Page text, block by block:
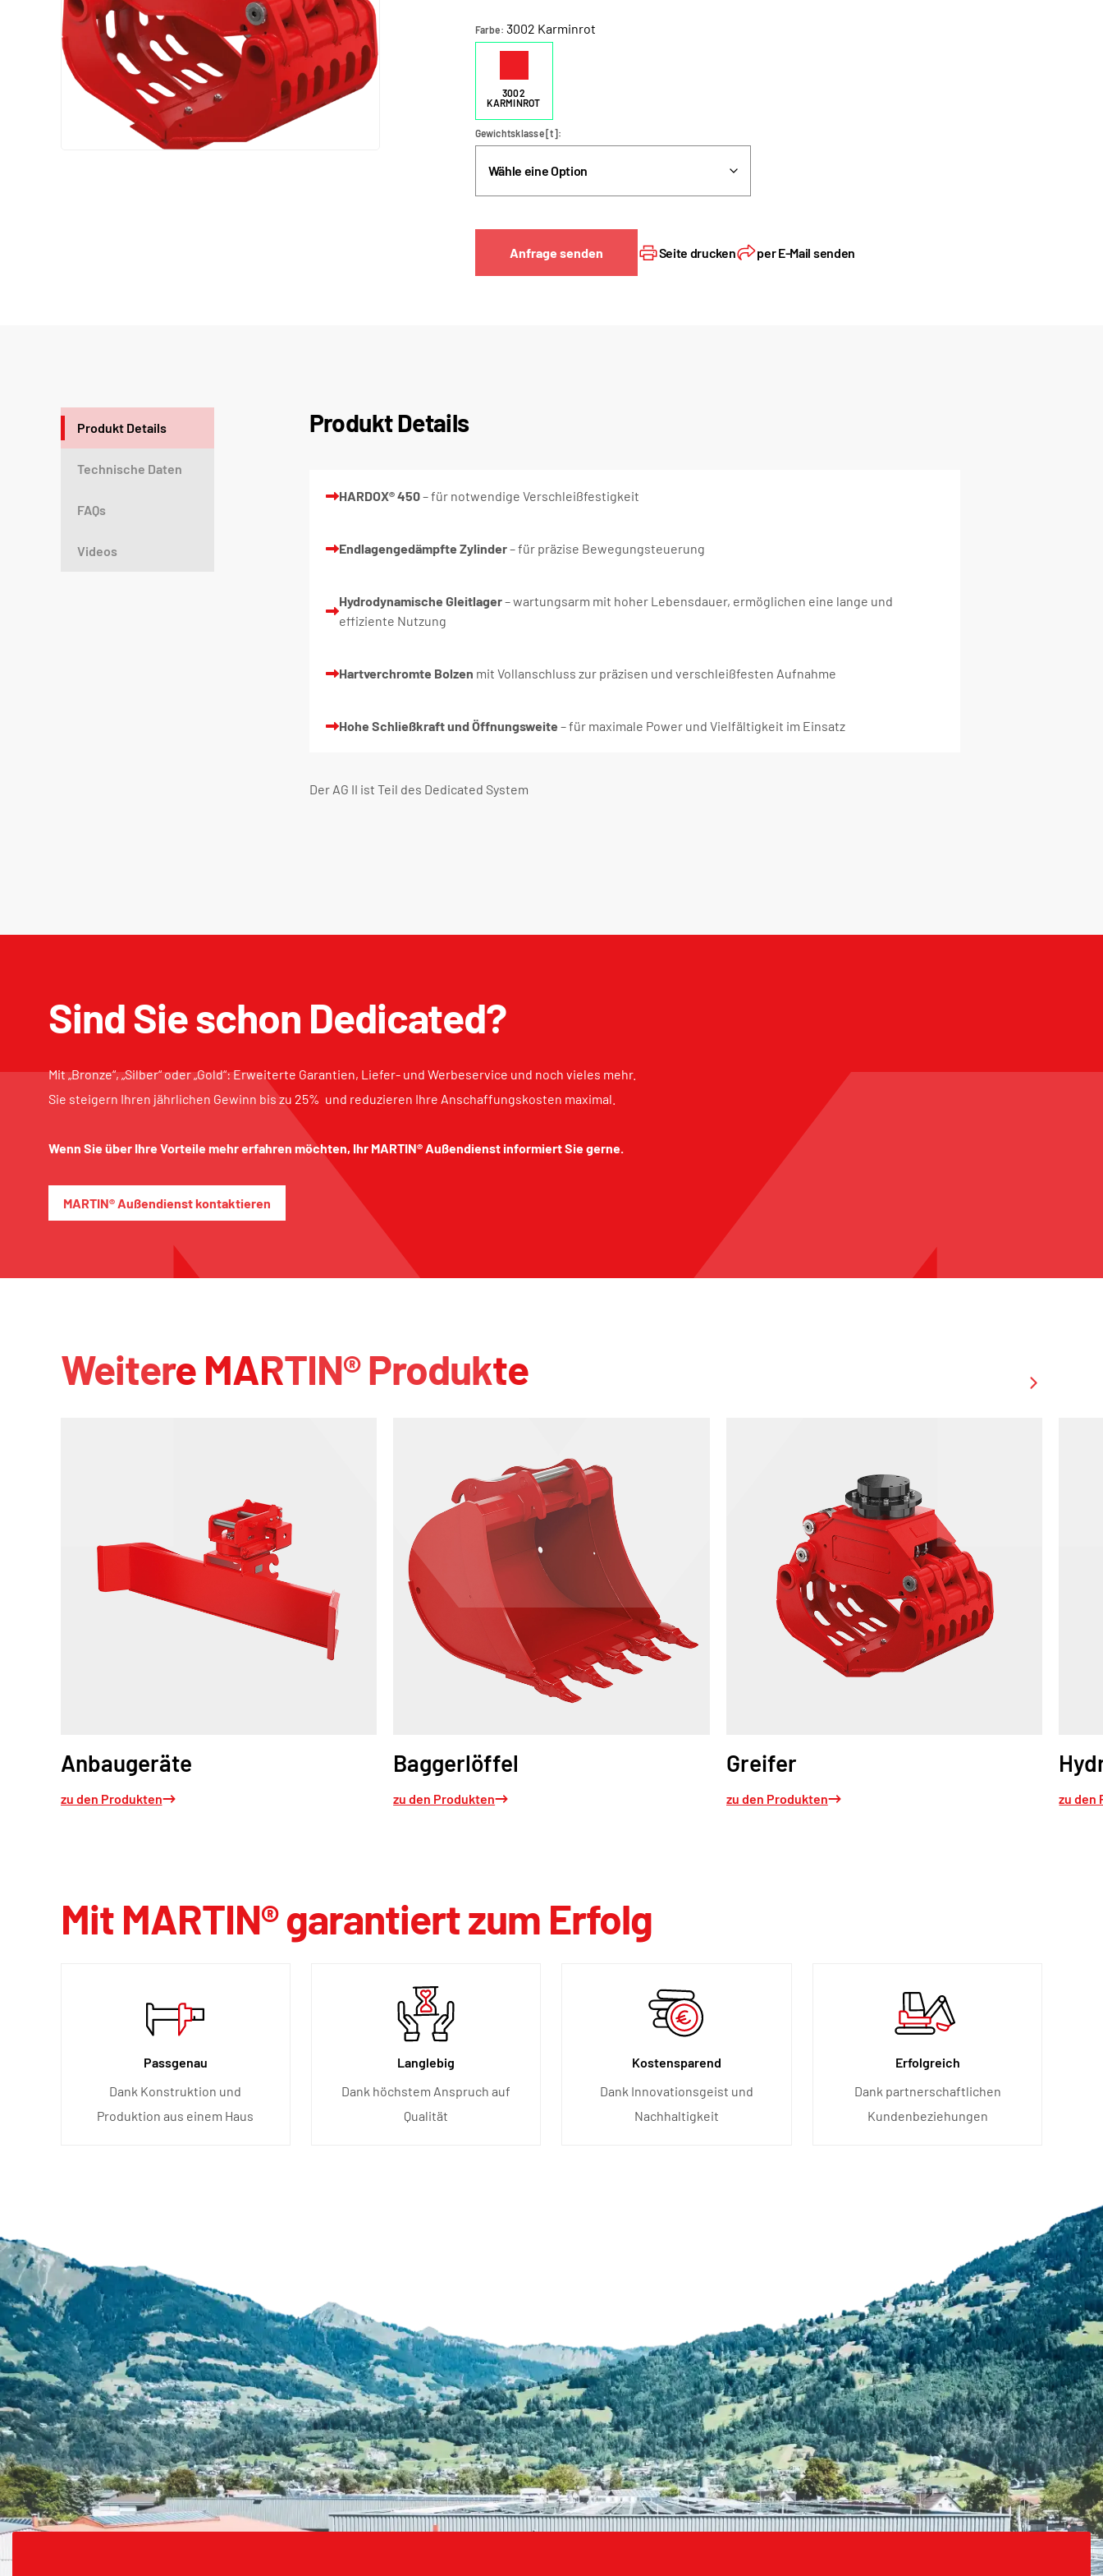
Farbe 3002 Karminrot
3002
KARMINROT
Gewichtsklasse [t]
Anfrage senden Seite drucken per E-Mail senden
Produkt Details
Technische Daten
FAQs
Videos
Produkt Details
HARDOX® 450– für notwendige Verschleißfestigkeit
Endlagengedämpfte Zylinder– für präzise Bewegungsteuerung
Hydrodynamische Gleitlager– wartungsarm mit hoher Lebensdauer, ermöglichen eine lange und
effiziente Nutzung
Hartverchromte Bolzen mit Vollanschluss zur präzisen und verschleißfesten Aufnahme
Hohe Schließkraft und Öffnungsweite – für maximale Power und Vielfältigkeit im Einsatz
Der AG II ist Teil des Dedicated System
Sind Sie schon Dedicated?
Mit „Bronze“, „Silber“ oder „Gold“: Erweiterte Garantien, Liefer- und Werbeservice und noch vieles mehr.
Sie steigern Ihren jährlichen Gewinn bis zu 25% und reduzieren Ihre Anschaffungskosten maximal.
Wenn Sie über Ihre Vorteile mehr erfahren möchten, Ihr MARTIN® Außendienst informiert Sie gerne.
MARTIN® Außendienst kontaktieren
Weitere MARTIN® Produkte
Anbaugeräte
zu den Produkten
Baggerlöffel
zu den Produkten
Greifer
zu den Produkten zu den
Mit MARTIN® garantiert zum Erfolg
Passgenau
Dank Konstruktion und
Produktion aus einem Haus
Langlebig
Dank höchstem Anspruch auf
Qualität
Kostensparend
Dank Innovationsgeist und
Nachhaltigkeit
Erfolgreich
Dank partnerschaftlichen
Kundenbeziehungen